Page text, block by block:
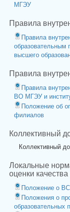
МГЭУ
Правила
Правила
образовательным
высшего
Правила
Правила
ВО МГЭУ и
Положение об
филиалов
Коллективный
Коллективный
Локальные
оценки
Положение о
Положения о